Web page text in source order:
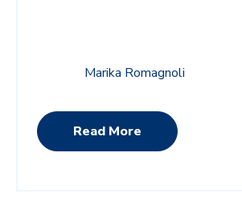
Marika Romagnoli
Read More